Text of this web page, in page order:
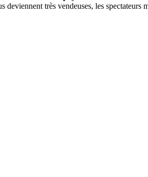
très vendeuses, les